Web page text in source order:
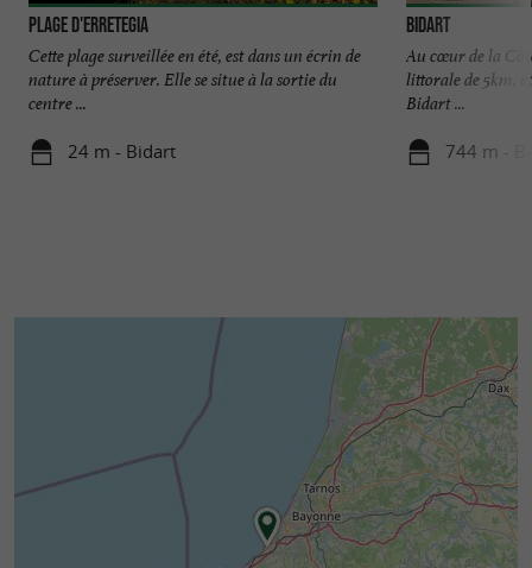
Plage d'Erretegia
Cette plage surveillée en été, est dans un écrin de
nature à préserver. Elle se situe à la sortie du
centre ...
24 m - Bidart
Bidart
Au cœur de la
littorale de 5km,
Bidart ...
744 m -